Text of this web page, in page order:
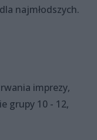
najmłodszych.
imprezy,
grupy 10 - 12,